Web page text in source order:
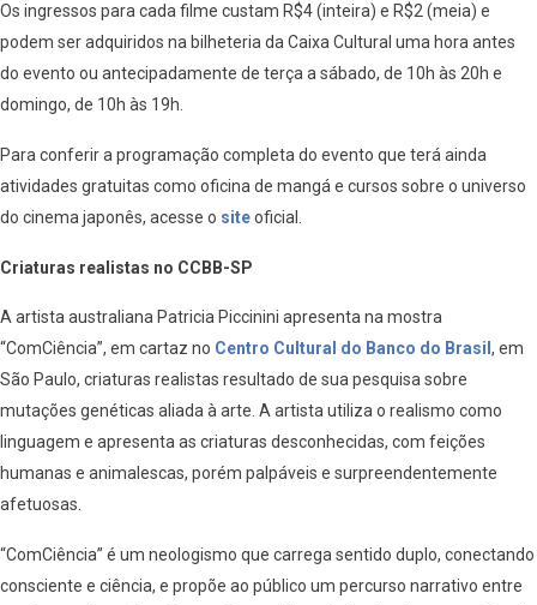
Os ingressos para cada filme custam R$4 (inteira) e R$2 (meia) e
podem ser adquiridos na bilheteria da Caixa Cultural uma hora antes
do evento ou antecipadamente de terça a sábado, de 10h às 20h e
domingo, de 10h às 19h.
Para conferir a programação completa do evento que terá ainda
atividades gratuitas como oficina de mangá e cursos sobre o universo
do cinema japonês, acesse o siteoficial.
Criaturas realistas no CCBB-SP
A artista australiana Patricia Piccinini apresenta na mostra
“ComCiência”, em cartaz no Centro Cultural do Banco do Brasil , em
São Paulo, criaturas realistas resultado de sua pesquisa sobre
mutações genéticas aliada à arte. A artista utiliza o realismo como
linguagem e apresenta as criaturas desconhecidas, com feições
humanas e animalescas, porém palpáveis e surpreendentemente
afetuosas.
“ComCiência” é um neologismo que carrega sentido duplo, conectando
consciente e ciência, e propõe ao público um percurso narrativo entre